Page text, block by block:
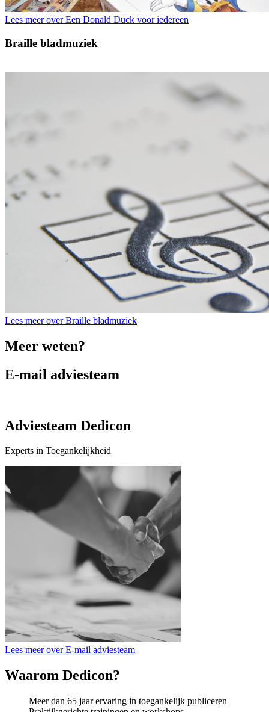
Lees meer over Een Donald Duck voor iedereen
Braille bladmuziek
Lees meer over Braille bladmuziek
Meer weten?
E-mail adviesteam
Adviesteam Dedicon
Experts in Toegankelijkheid
Lees meer over E-mail adviesteam
Waarom Dedicon?
Meer dan 65 jaar ervaring in toegankelijk publiceren